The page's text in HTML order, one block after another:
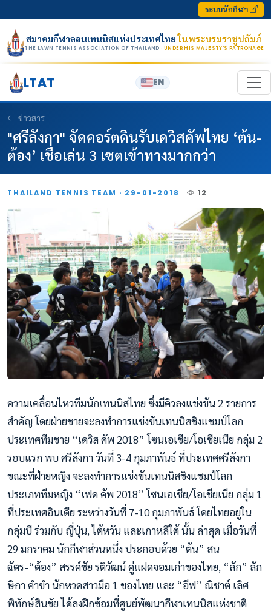
ระบบนักกีฬา
สมาคมกีฬาลอนเทนนิสแห่งประเทศไทยในพระบรมราชูปถัมภ์
THE LAWN TENNIS ASSOCIATION OF THAILAND · UNDER HIS MAJESTY’S PATRONAGE
LTAT EN
ข่าวสาร
"ศรีลังกา" จัดคอร์ตดินรับเดวิสคัพไทย ‘ต้น-
ต้อง’ เชื่อเล่น 3 เซตเข้าทางมากกว่า
THAILAND TENNIS TEAM · 29-01-2018 12
ความเคลื่อนไหวทีมนักเทนนิสไทย ซึ่งมีคิวลงแข่งขัน 2 รายการ
สำคัญ โดยฝ่ายชายจะลงทำการแข่งขันเทนนิสชิงแชมป์โลก
ประเทศทีมชาย “เดวิส คัพ 2018” โซนเอเชีย/โอเชียเนีย กลุ่ม 2
รอบแรก พบ ศรีลังกา วันที่ 3-4 กุมภาพันธ์ ที่ประเทศศรีลังกา
ขณะที่ฝ่ายหญิง จะลงทำการแข่งขันเทนนิสชิงแชมป์โลก
ประเภททีมหญิง “เฟด คัพ 2018” โซนเอเชีย/โอเชียเนีย กลุ่ม 1
ที่ประเทศอินเดีย ระหว่างวันที่ 7-10 กุมภาพันธ์ โดยไทยอยู่ใน
กลุ่มบี ร่วมกับ ญี่ปุ่น, ไต้หวัน และเกาหลีใต้ นั้น ล่าสุด เมื่อวันที่
29 มกราคม นักกีฬาส่วนหนึ่ง ประกอบด้วย “ต้น” สน
ฉัตร-“ต้อง” สรรค์ชัย รติวัฒน์ คู่แฝดจอมเก๋าของไทย, “ลัก” ลัก
ษิกา คำขำ นักหวดสาวมือ 1 ของไทย และ “อีฟ” ณิชาต์ เลิศ
พิทักษ์สินชัย ได้ลงฝึกซ้อมที่ศูนย์พัฒนากีฬาเทนนิสแห่งชาติ